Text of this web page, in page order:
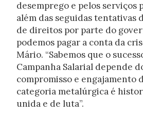
desemprego e pelos serviços
além das seguidas tentativas
de direitos por parte do
podemos pagar a conta da
Mário. “Sabemos que o
Campanha Salarial depende
compromisso e engajamento
categoria metalúrgica é
unida e de luta”.